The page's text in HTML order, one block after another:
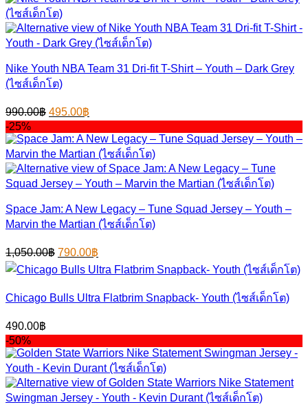
2,690.00฿.
Nike Youth NBA Team 31 Dri-fit T-Shirt – Youth – Dark Grey
(ไซส์เด็กโต)
990.00฿ Original
price
was:
990.00฿.
495.00฿
price
is:
495.00฿.
-25%
Space Jam: A New Legacy – Tune Squad Jersey – Youth –
Marvin the Martian (ไซส์เด็กโต)
1,050.00฿ Original
price
was:
790.00฿
price
is:
Chicago Bulls Ultra Flatbrim Snapback- Youth (ไซส์เด็กโต)
490.00฿
-50%